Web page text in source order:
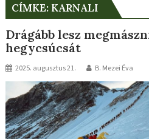
CÍMKE: KARNALI
Drágább lesz
hegycsúcsát
2025. augusztus 21. B. Mezei Éva